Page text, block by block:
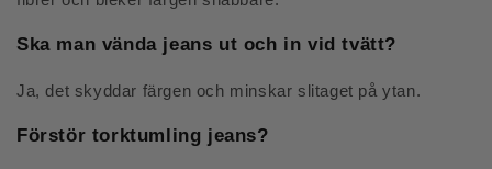
Ska man vända jeans ut och in vid tvätt?
Ja, det skyddar färgen och minskar slitaget på ytan.
Förstör torktumling jeans?